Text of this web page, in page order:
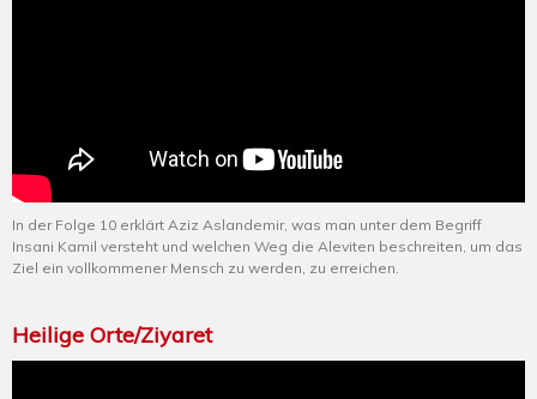
In der Folge 10 erklärt Aziz Aslandemir, was man unter dem Begriff
Insani Kamil versteht und welchen Weg die Aleviten beschreiten, um das
Ziel ein vollkommener Mensch zu werden, zu erreichen.
Heilige Orte/Ziyaret